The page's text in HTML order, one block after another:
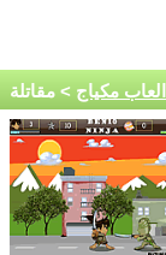
مكياج > مقاتلة